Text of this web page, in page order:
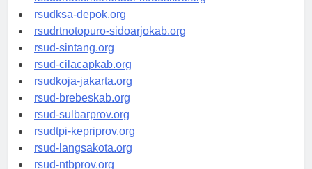
rsuddrloekmonohadi-kuduskab.org
rsudksa-depok.org
rsudrtnotopuro-sidoarjokab.org
rsud-sintang.org
rsud-cilacapkab.org
rsudkoja-jakarta.org
rsud-brebeskab.org
rsud-sulbarprov.org
rsudtpi-kepriprov.org
rsud-langsakota.org